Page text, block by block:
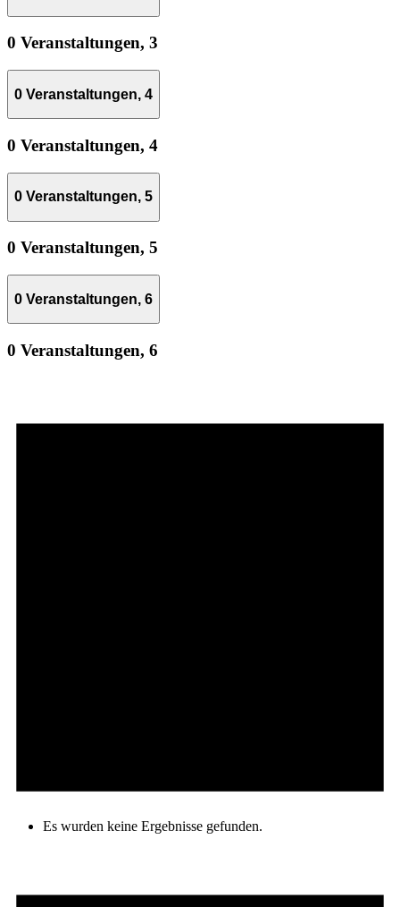
0 Veranstaltungen, 3
0 Veranstaltungen, 4
0 Veranstaltungen, 4
0 Veranstaltungen, 5
0 Veranstaltungen, 5
0 Veranstaltungen, 6
0 Veranstaltungen, 6
Es wurden keine Ergebnisse gefunden.